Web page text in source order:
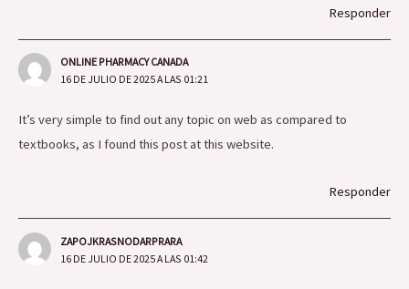
Responder
ONLINE PHARMACY CANADA
16 DE JULIO DE 2025 A LAS 01:21
It’s very simple to find out any topic on web as compared to
textbooks, as I found this post at this website.
Responder
ZAPOJKRASNODARPRARA
16 DE JULIO DE 2025 A LAS 01:42